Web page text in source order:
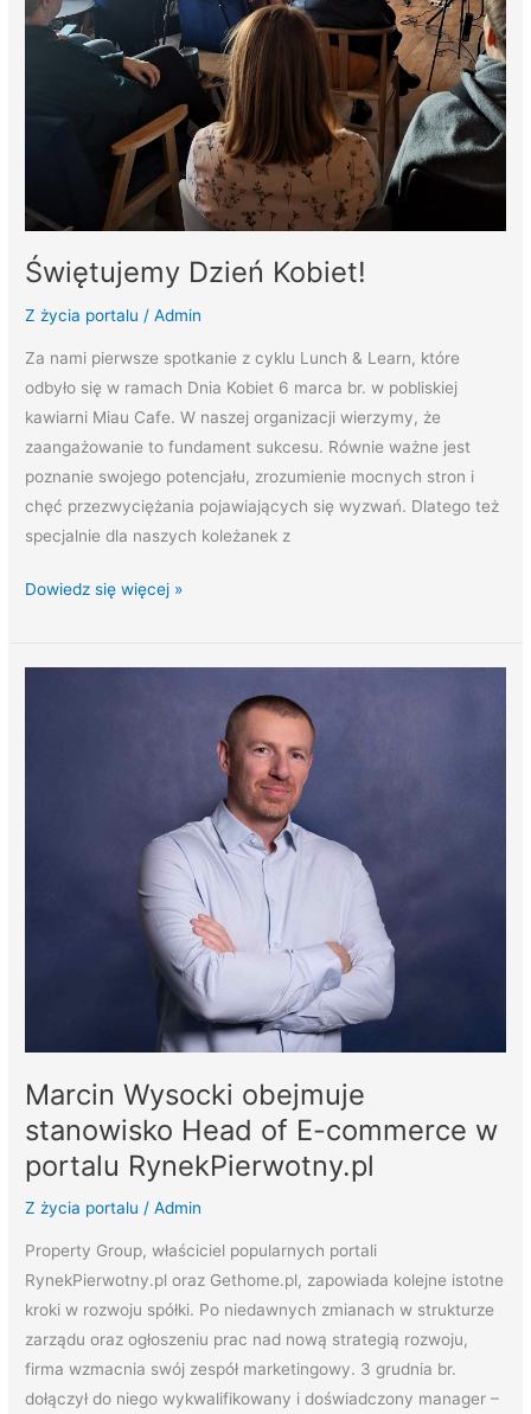
Świętujemy Dzień Kobiet!
Z życia portalu /Admin
Za nami pierwsze spotkanie z cyklu Lunch & Learn, które
odbyło się w ramach Dnia Kobiet 6 marca br. w pobliskiej
kawiarni Miau Cafe. W naszej organizacji wierzymy, że
zaangażowanie to fundament sukcesu. Równie ważne jest
poznanie swojego potencjału, zrozumienie mocnych stron i
chęć przezwyciężania pojawiających się wyzwań. Dlatego też
specjalnie dla naszych koleżanek z
Dowiedz się więcej »
Marcin Wysocki obejmuje
stanowisko Head of E-commerce w
portalu RynekPierwotny.pl
Z życia portalu /Admin
Property Group, właściciel popularnych portali
RynekPierwotny.pl oraz Gethome.pl, zapowiada kolejne istotne
kroki w rozwoju spółki. Po niedawnych zmianach w strukturze
zarządu oraz ogłoszeniu prac nad nową strategią rozwoju,
firma wzmacnia swój zespół marketingowy. 3 grudnia br.
dołączył do niego wykwalifikowany i doświadczony manager –